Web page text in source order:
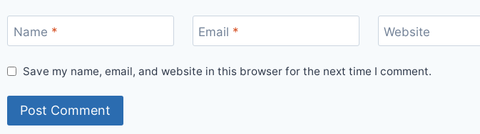
Name * Email * Website
Save my name, email, and website in this browser for the next time I comment.